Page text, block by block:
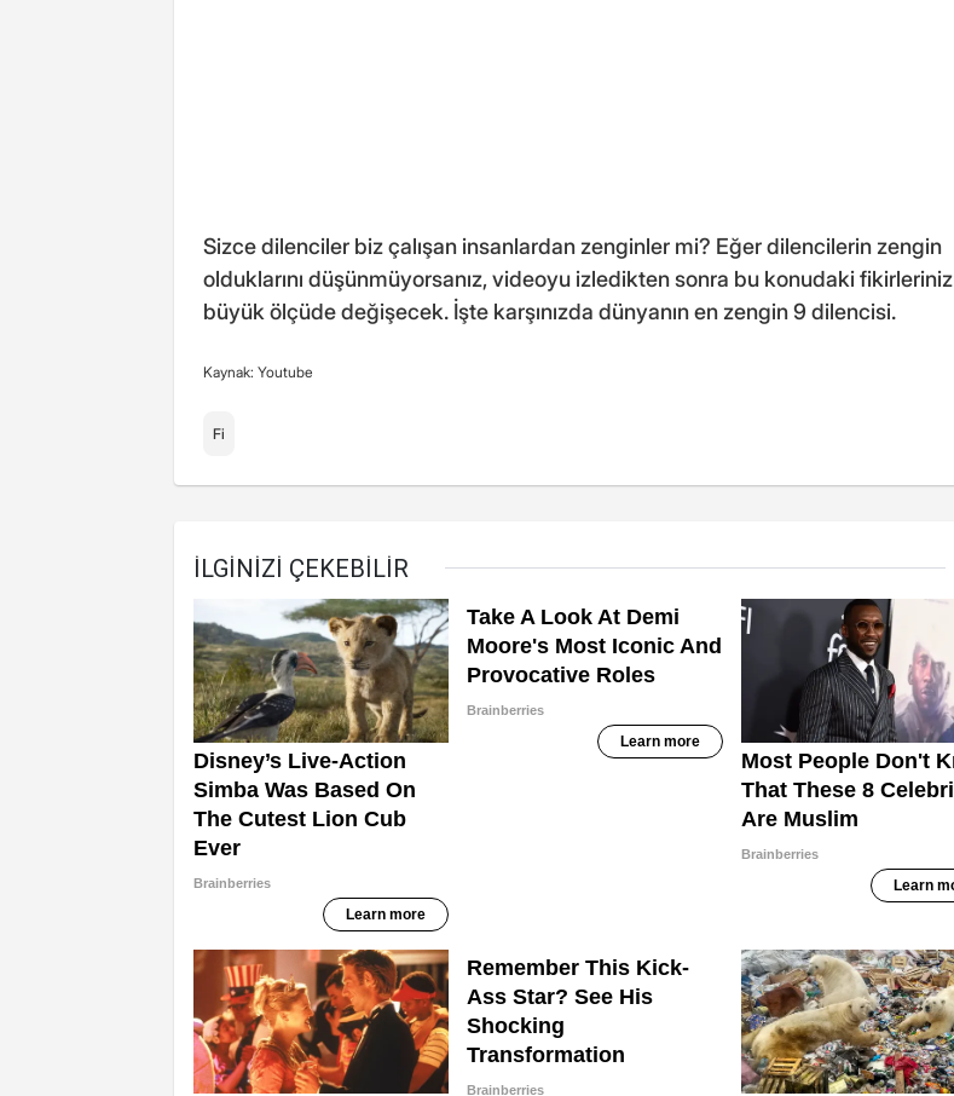
Sizce dilenciler biz çalışan insanlardan zenginler mi? Eğer dilencilerin zengin
olduklarını düşünmüyorsanız, videoyu izledikten sonra bu konudaki fikirleriniz
büyük ölçüde değişecek. İşte karşınızda dünyanın en zengin 9 dilencisi.
Kaynak: Youtube
Fi